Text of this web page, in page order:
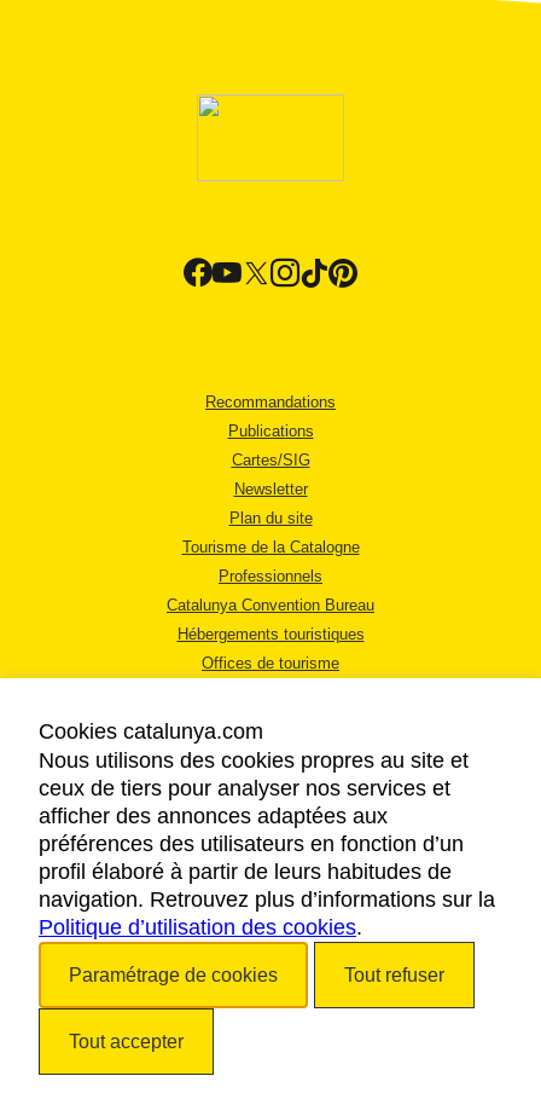
Recommandations
Publications
Cartes/SIG
Newsletter
Plan du site
Tourisme de la Catalogne
Professionnels
Catalunya Convention Bureau
Hébergements touristiques
Offices de tourisme
MENTIONS LÉGALES
RÈGLES DE CONFIDENTIALITÉ
COOKIES
ACCESSIBILITÉ
Cookies catalunya.com
Nous utilisons des cookies propres au site et
ceux de tiers pour analyser nos services et
afficher des annonces adaptées aux
préférences des utilisateurs en fonction d’un
profil élaboré à partir de leurs habitudes de
navigation. Retrouvez plus d’informations sur la
Politique d’utilisation des cookies.
Paramétrage de cookies Tout refuser
Tout accepter